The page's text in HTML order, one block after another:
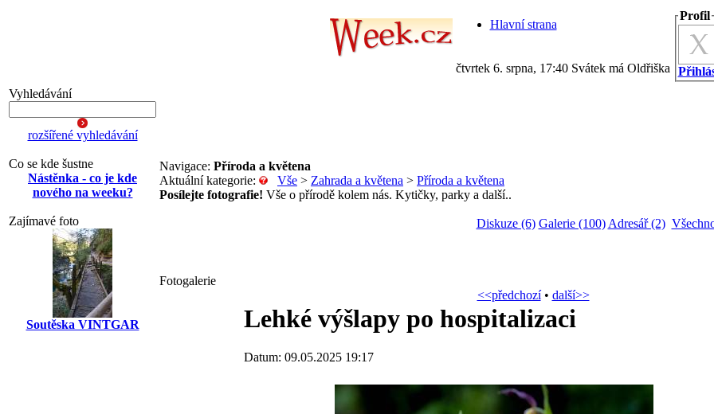
Hlavní strana
čtvrtek 6. srpna, 17:40 Svátek má Oldřiška
Profil
Vyhledávání
rozšířené vyhledávání
Co se kde šustne
Nástěnka - co je kde
nového na weeku?
Zajímavé foto
Soutěska VINTGAR
Navigace: Příroda a květena
Aktuální kategorie:
Vše > Zahrada a květena > Příroda a květena
Posílejte fotografie! Vše o přírodě kolem nás. Kytičky, parky a další..
Diskuze (6) Galerie (100) Adresář (2)
Fotogalerie
<<předchozí• další>>
Lehké výšlapy po hospitalizaci
Datum: 09.05.2025 19:17